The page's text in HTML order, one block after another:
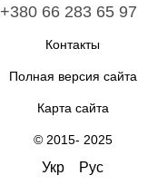
+380 66 283 65 97
Контакты
Полная версия сайта
Карта сайта
© 2015- 2025
Укр Рус